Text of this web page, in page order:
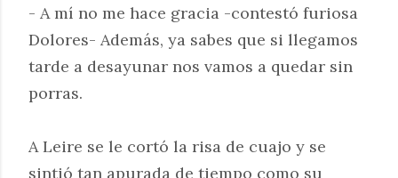
- A mí no me hace gracia -contestó furiosa
Dolores- Además, ya sabes que si llegamos
tarde a desayunar nos vamos a quedar sin
porras.
A Leire se le cortó la risa de cuajo y se
sintió tan apurada de tiempo como su